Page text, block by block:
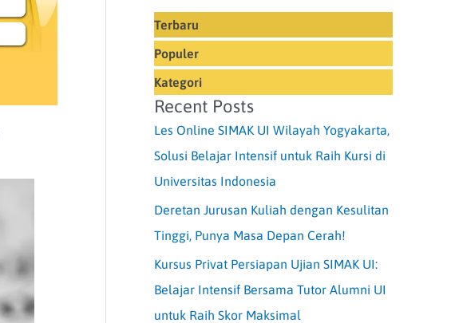
Terbaru
Populer
Kategori
Recent Posts
Les Online SIMAK UI Wilayah Yogyakarta,
Solusi Belajar Intensif untuk Raih Kursi di
Universitas Indonesia
Deretan Jurusan Kuliah dengan Kesulitan
Tinggi, Punya Masa Depan Cerah!
Kursus Privat Persiapan Ujian SIMAK UI:
Belajar Intensif Bersama Tutor Alumni UI
untuk Raih Skor Maksimal